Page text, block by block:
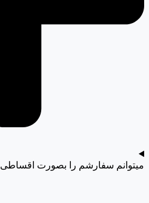
میتوانم سفارشم را بصورت